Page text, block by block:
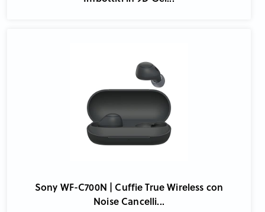
Sony WF-C700N | Cuffie True Wireless con
Noise Cancelli...